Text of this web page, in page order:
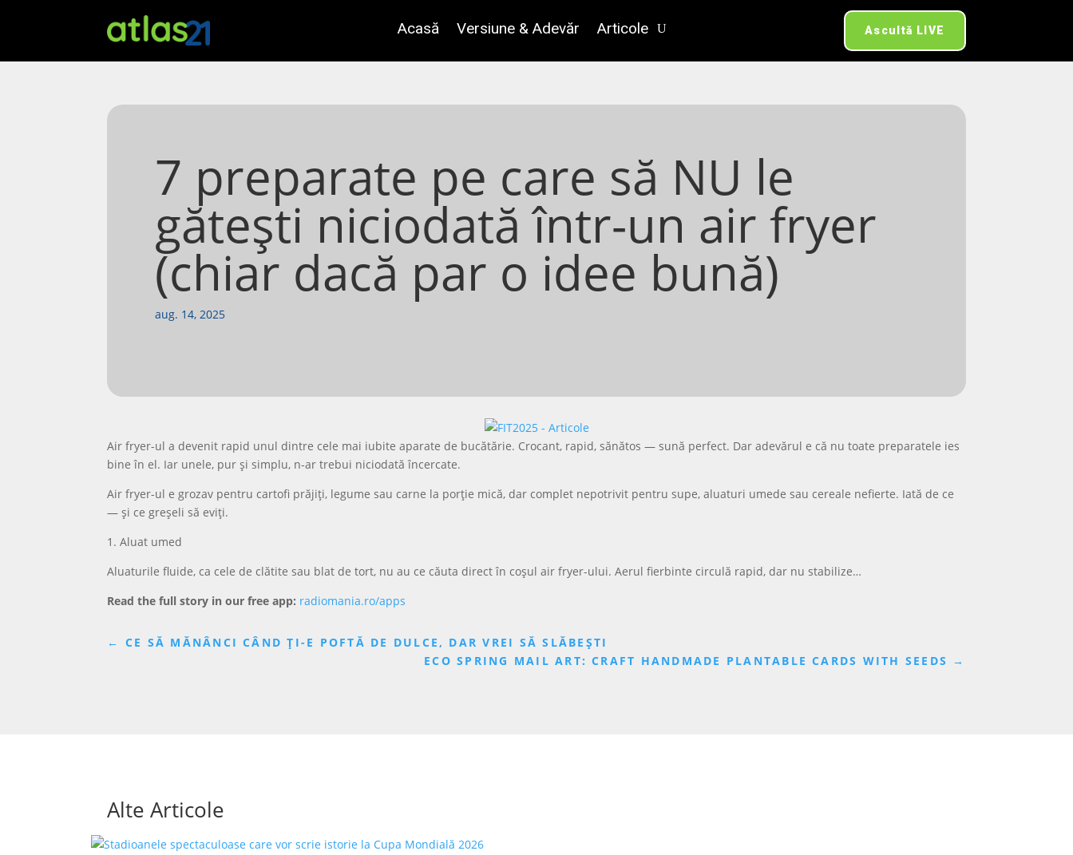
Acasă Versiune & Adevăr Articole Ascultă LIVE
7 preparate pe care să NU le
gătești niciodată într-un air fryer
(chiar dacă par o idee bună)
aug. 14, 2025
Air fryer-ul a devenit rapid unul dintre cele mai iubite aparate de bucătărie. Crocant, rapid, sănătos — sună perfect. Dar adevărul e că nu toate preparatele ies
bine în el. Iar unele, pur și simplu, n-ar trebui niciodată încercate.
Air fryer-ul e grozav pentru cartofi prăjiți, legume sau carne la porție mică, dar complet nepotrivit pentru supe, aluaturi umede sau cereale nefierte. Iată de ce
— și ce greșeli să eviți.
1. Aluat umed
Aluaturile fluide, ca cele de clătite sau blat de tort, nu au ce căuta direct în coșul air fryer-ului. Aerul fierbinte circulă rapid, dar nu stabilize…
Read the full story in our free app: radiomania.ro/apps
← CE SĂ MĂNÂNCI CÂND ȚI-E POFTĂ DE DULCE, DAR VREI SĂ SLĂBEȘTI
ECO SPRING MAIL ART: CRAFT HANDMADE PLANTABLE CARDS WITH SEEDS →
Alte Articole